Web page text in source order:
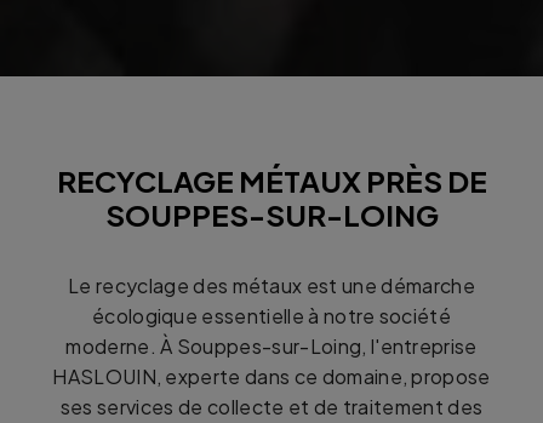
RECYCLAGE MÉTAUX PRÈS DE
SOUPPES-SUR-LOING
Le recyclage des métaux est une démarche
écologique essentielle à notre société
moderne. À Souppes-sur-Loing, l'entreprise
HASLOUIN, experte dans ce domaine, propose
ses services de collecte et de traitement des